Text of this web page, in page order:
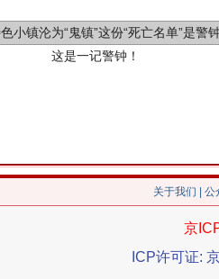
这是一记警钟！
关于我们 公
京
ICP许可证: